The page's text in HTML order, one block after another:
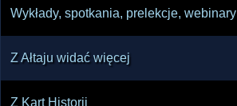
Wykłady, spotkania, prelekcje, webinary
Z Ałtaju widać więcej
Z Kart Historii